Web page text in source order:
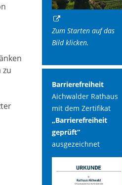
zu
Zum Starten auf das
Bild klicken.
Barrierefreiheit
Aichwalder Rathaus
mit dem Zertifikat
„Barrierefreiheit
geprüft“
ausgezeichnet